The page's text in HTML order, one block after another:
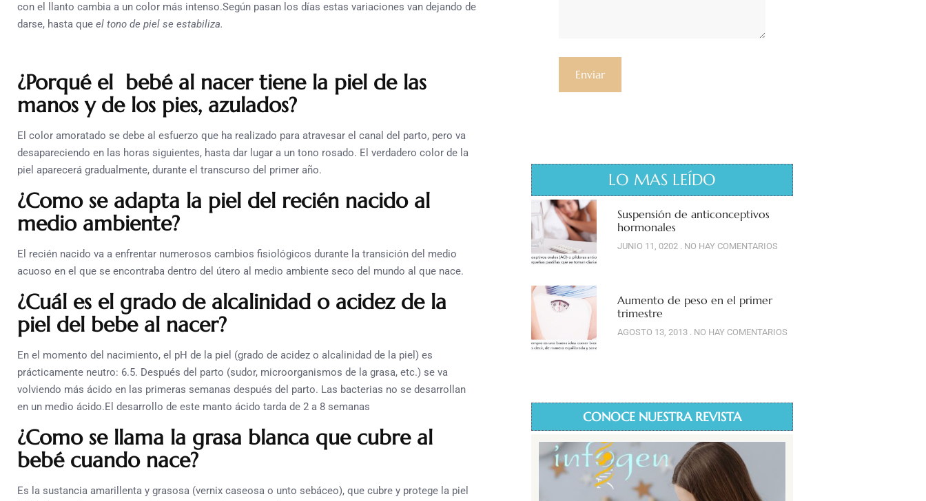
con el llanto cambia a un color más intenso.Según pasan los días estas variaciones van dejando de
darse, hasta que el tono de piel se estabiliza.
¿Porqué el bebé al nacer tiene la piel de las
manos y de los pies, azulados?
El color amoratado se debe al esfuerzo que ha realizado para atravesar el canal del parto, pero va
desapareciendo en las horas siguientes, hasta dar lugar a un tono rosado. El verdadero color de la
piel aparecerá gradualmente, durante el transcurso del primer año.
¿Como se adapta la piel del recién nacido al
medio ambiente?
El recién nacido va a enfrentar numerosos cambios fisiológicos durante la transición del medio
acuoso en el que se encontraba dentro del útero al medio ambiente seco del mundo al que nace.
¿Cuál es el grado de alcalinidad o acidez de la
piel del bebe al nacer?
En el momento del nacimiento, el pH de la piel (grado de acidez o alcalinidad de la piel) es
prácticamente neutro: 6.5. Después del parto (sudor, microorganismos de la grasa, etc.) se va
volviendo más ácido en las primeras semanas después del parto. Las bacterias no se desarrollan
en un medio ácido.El desarrollo de este manto ácido tarda de 2 a 8 semanas
¿Como se llama la grasa blanca que cubre al
bebé cuando nace?
Es la sustancia amarillenta y grasosa (vernix caseosa o unto sebáceo), que cubre y protege la piel
LO MAS LEÍDO
Suspensión de anticonceptivos
hormonales
JUNIO 11, 0202 NO HAY COMENTARIOS
Aumento de peso en el primer
trimestre
AGOSTO 13, 2013 NO HAY COMENTARIOS
CONOCE NUESTRA REVISTA